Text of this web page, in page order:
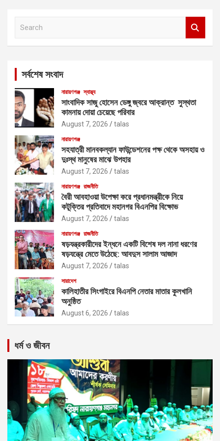
সর্বশেষ সংবাদ
নারায়ণগঞ্জ স্বাস্থ্য
সাংবাদিক সাজু হোসেন ডেঙ্গু জ্বরে আক্রান্ত সুস্থতা
কামনায় দোয়া চেয়েছে পরিবার
August 7, 2026 talas
নারায়ণগঞ্জ
সহযাত্রী মানবকল্যান ফাউন্ডেশনের পক্ষ থেকে অসহায় ও
দুঃস্থ মানুষের মাঝে উপহার
August 7, 2026 talas
নারায়ণগঞ্জ রাজনীতি
বৈরী আবহাওয়া উপেক্ষা করে প্রধানমন্ত্রীকে নিয়ে
কটূক্তির প্রতিবাদে মহানগর বিএনপির বিক্ষোভ
August 7, 2026 talas
নারায়ণগঞ্জ রাজনীতি
ষড়যন্ত্রকারীদের ইন্ধনে একটি বিশেষ দল নানা ধরণের
ষড়যন্ত্রে মেতে উঠেছে: আবদুস সালাম আজাদ
August 7, 2026 talas
সারাদেশ
কালিহাতীর সিংগাইরে বিএনপি নেতার মাতার কুলখানি
অনুষ্ঠিত
August 6, 2026 talas
ধর্ম ও জীবন